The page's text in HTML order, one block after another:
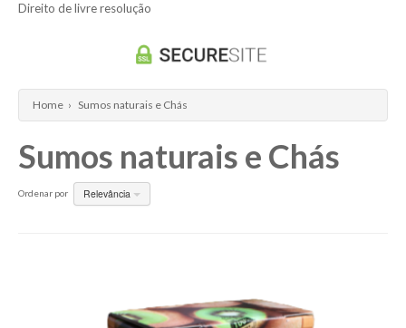
Doispontocinco - Vinhos de Belmonte
Quinta D'Arraboa - Fundão
Quinta dos Currais - Fundão
Quinta dos Termos
Vinhos Almeida Garrett
Direito de livre resolução
Home › Sumos naturais e Chás
Sumos naturais e Chás
Ordenar por Relevância